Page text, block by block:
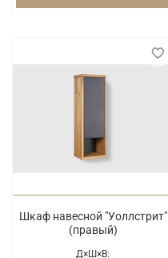
Шкаф навесной "Уоллстрит"
(правый)
Д×Ш×В: